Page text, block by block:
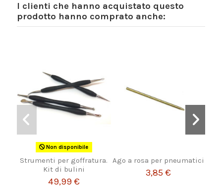
I clienti che hanno acquistato questo
prodotto hanno comprato anche:
Non disponibile
Strumenti per goffratura.
Kit di bulini
49,99 €
Ago a rosa per pneumatici
3,85 €